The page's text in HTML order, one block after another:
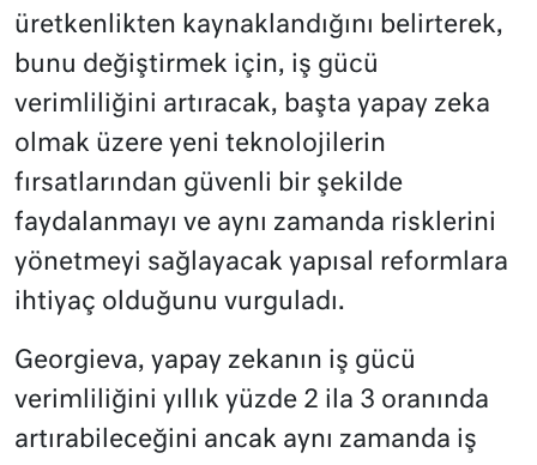
üretkenlikten kaynaklandığını belirterek,
bunu değiştirmek için, iş gücü
verimliliğini artıracak, başta yapay zeka
olmak üzere yeni teknolojilerin
fırsatlarından güvenli bir şekilde
faydalanmayı ve aynı zamanda risklerini
yönetmeyi sağlayacak yapısal reformlara
ihtiyaç olduğunu vurguladı.
Georgieva, yapay zekanın iş gücü
verimliliğini yıllık yüzde 2 ila 3 oranında
artırabileceğini ancak aynı zamanda iş